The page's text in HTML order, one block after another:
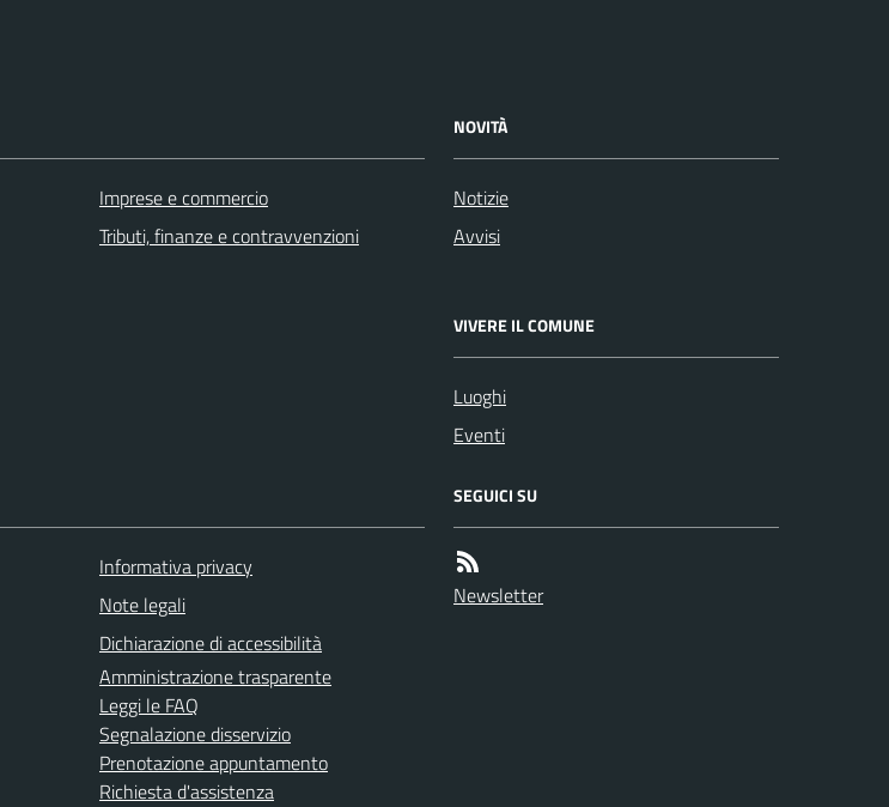
Imprese e commercio
Tributi, finanze e contravvenzioni
NOVITÀ
Notizie
Avvisi
VIVERE IL COMUNE
Luoghi
Eventi
Informativa privacy
Note legali
Dichiarazione di accessibilità
Amministrazione trasparente
Leggi le FAQ
Segnalazione disservizio
Prenotazione appuntamento
Richiesta d'assistenza
SEGUICI SU
Newsletter